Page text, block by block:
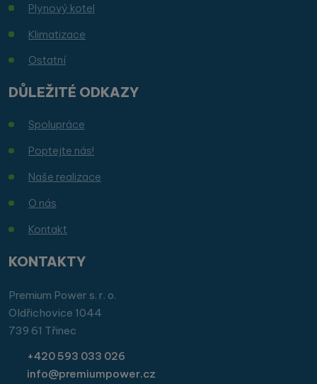
Plynový kotel
Klimatizace
Ostatní
DŮLEŽITÉ ODKAZY
Spolupráce
Poptejte nás!
Naše realizace
O nás
Kontakt
KONTAKTY
Premium Power s. r. o.
Oldřichovice 1044
739 61 Třinec
+420 593 033 026
info@premiumpower.cz